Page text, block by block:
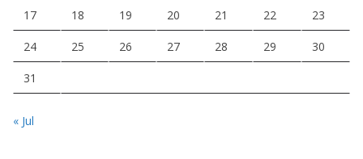
17 18 19 20 21 22 23
24 25 26 27 28 29 30
31
« Jul